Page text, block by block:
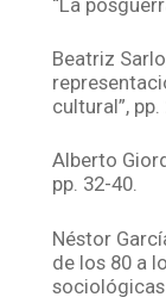
“La
Beatriz
cultural”, pp.
Alberto
pp. 32-40.
Néstor
de los 80 a
sociológicas